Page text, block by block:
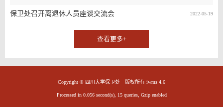
2022-05-19
保卫处召开离退休人员座谈交流会
查看更多+
Copyright © 四川大学保卫处 版权所有 iwms 4.6
Processed in 0.056 second(s), 15 queries, Gzip enabled